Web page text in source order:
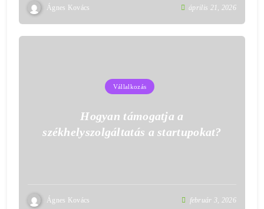
Ágnes Kovács április 21, 2026
Vállalkozás
Hogyan támogatja a
székhelyszolgáltatás a startupokat?
Ágnes Kovács február 3, 2026